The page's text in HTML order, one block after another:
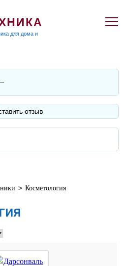
для дома и
отзыв
> Косметология